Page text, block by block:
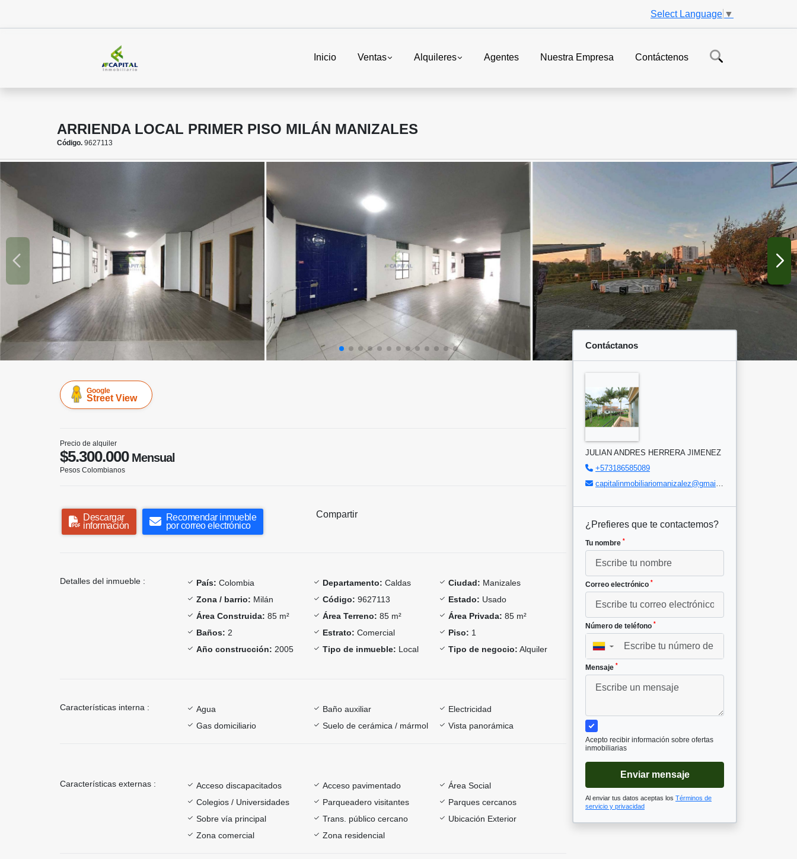
Select Language ▼
Inicio Ventas Alquileres Agentes Nuestra Empresa Contáctenos
ARRIENDA LOCAL PRIMER PISO MILÁN MANIZALES
Código. 9627113
Google
Street View
Precio de alquiler
$5.300.000Mensual
Pesos Colombianos
Descargar
información
Recomendar inmueble
por correo electrónico
Compartir
Detalles del inmueble : País: Colombia Departamento: Caldas Ciudad: Manizales
Zona / barrio: Milán Código: 9627113 Estado: Usado
Área Construida: 85 m² Área Terreno: 85 m² Área Privada: 85 m²
Baños: 2 Estrato: Comercial Piso: 1
Año construcción: 2005 Tipo de inmueble: Local Tipo de negocio: Alquiler
Características interna : Agua Baño auxiliar
Electricidad
Gas domiciliario
Suelo de cerámica / mármol Vista panorámica
Características externas : Acceso discapacitados Acceso pavimentado
Área Social
Colegios / Universidades
Parqueadero visitantes
Parques cercanos
Sobre vía principal
Trans. público cercano
Ubicación Exterior
Zona comercial
Zona residencial
Contáctanos
JULIAN ANDRES HERRERA JIMENEZ
+573186585089
capitalinmobiliariomanizalez@gmail.com
¿Prefieres que te contactemos?
Tu nombre *
Correo electrónico *
Número de teléfono *
▼
Mensaje *
Acepto recibir información sobre ofertas
inmobiliarias
Enviar mensaje
Al enviar tus datos aceptas los Términos de
servicio y privacidad